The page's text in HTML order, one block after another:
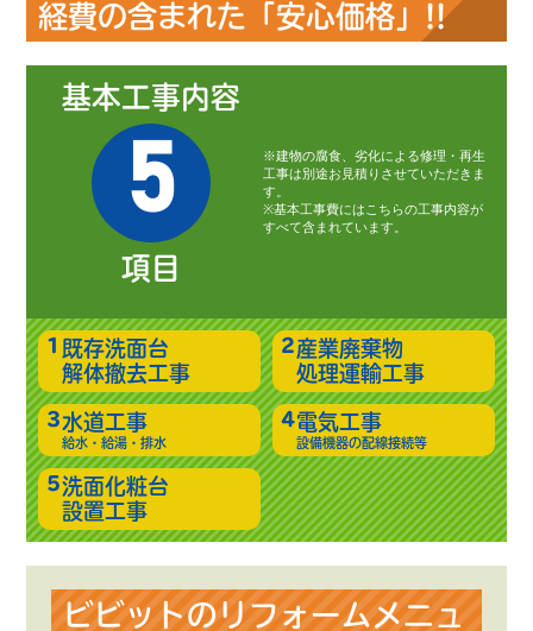
経費の含まれた「安心価格」!!
基本工事内容
5
項目
※建物の腐食、劣化による修理・再生
工事は別途お見積りさせていただきま
す。
※基本工事費にはこちらの工事内容が
すべて含まれています。
既存洗面台
解体撤去工事
産業廃棄物
処理運輸工事
水道工事
給水・給湯・排水
電気工事
設備機器の配線接続等
洗面化粧台
設置工事
ビビットのリフォームメニュ